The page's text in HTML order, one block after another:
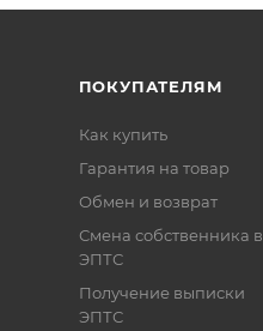
ПОКУПАТЕЛЯМ
Как купить
Гарантия на товар
Обмен и возврат
Смена собственника в
ЭПТС
Получение выписки
ЭПТС